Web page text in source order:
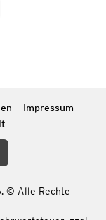
Impressum
© Alle Rechte